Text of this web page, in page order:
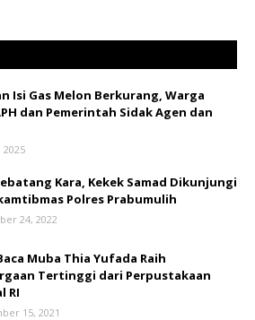
Isi Gas Melon Berkurang, Warga
dan Pemerintah Sidak Agen dan
2025
Kara, Kekek Samad Dikunjungi
Polres Prabumulih
24, 2022
Muba Thia Yufada Raih
Tertinggi dari Perpustakaan
RI
15, 2021